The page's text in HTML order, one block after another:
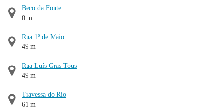
Beco da Fonte
0 m
Rua 1º de Maio
49 m
Rua Luís Gras Tous
49 m
Travessa do Rio
61 m